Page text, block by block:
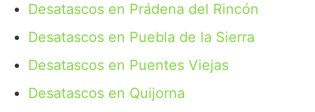
Desatascos en Prádena del Rincón
Desatascos en Puebla de la Sierra
Desatascos en Puentes Viejas
Desatascos en Quijorna